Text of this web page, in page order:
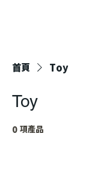
首頁 Toy
Toy
0 項產品